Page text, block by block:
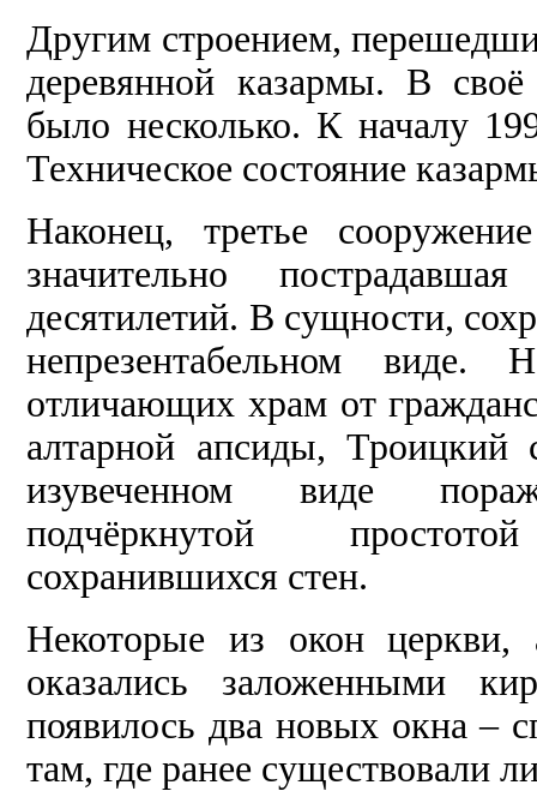
Другим строением,
деревянной казармы. В
было несколько. К началу
Техническое состояние
Наконец, третье
значительно
десятилетий. В сущности,
непрезентабельном виде.
отличающих храм от
алтарной апсиды,
изувеченном виде
подчёркнутой
сохранившихся стен.
Некоторые из окон
оказались заложенными
появилось два новых окна –
там, где ранее существовали